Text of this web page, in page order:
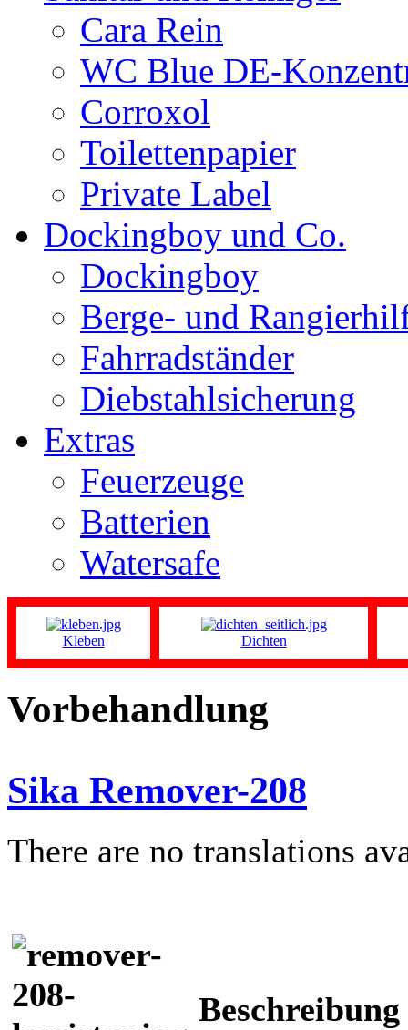
Cara Rein
WC Blue DE-
Corroxol
Toilettenpapier
Private Label
Dockingboy und Co.
Dockingboy
Berge- und
Fahrradständer
Diebstahlsicherung
Extras
Feuerzeuge
Batterien
Watersafe
Kleben Dichten
Vorbehandlung
Sika Remover-208
There are no translations
Beschreibung